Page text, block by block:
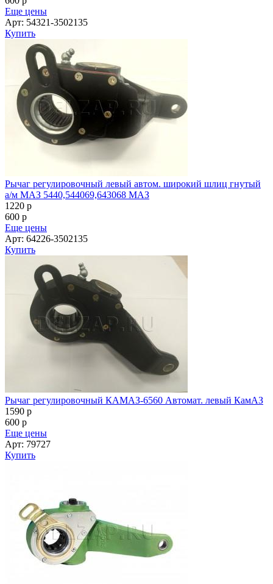
Еще цены
Арт: 54321-3502135
Купить
Рычаг регулировочный левый автом. широкий шлиц гнутый
а/м МАЗ 5440,544069,643068 МАЗ
1220 p
600 p
Еще цены
Арт: 64226-3502135
Купить
Рычаг регулировочный КАМАЗ-6560 Автомат. левый КамАЗ
1590 p
600 p
Еще цены
Арт: 79727
Купить